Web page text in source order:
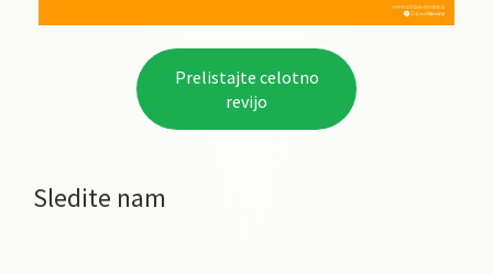
Prelistajte celotno
revijo
Sledite nam